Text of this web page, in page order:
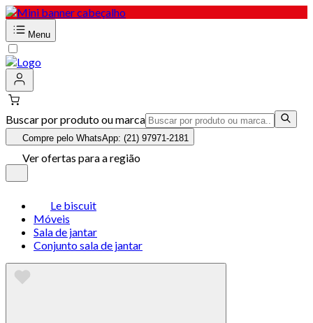
Menu
Buscar por produto ou marca
Compre pelo WhatsApp: (21) 97971-2181
Ver ofertas para a região
Le biscuit
Móveis
Sala de jantar
Conjunto sala de jantar